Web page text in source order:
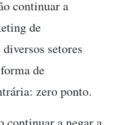
continuar a
de
setores
de
zero ponto.